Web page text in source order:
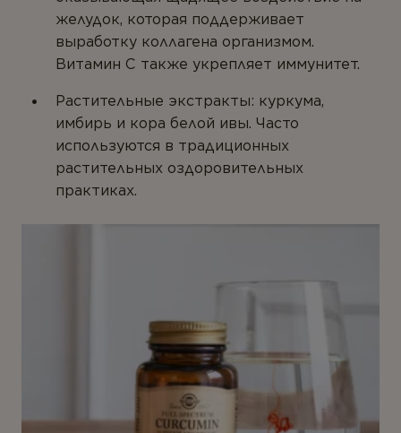
желудок, которая поддерживает
выработку коллагена организмом.
Витамин C также укрепляет иммунитет.
Растительные экстракты: куркума,
имбирь и кора белой ивы. Часто
используются в традиционных
растительных оздоровительных
практиках.